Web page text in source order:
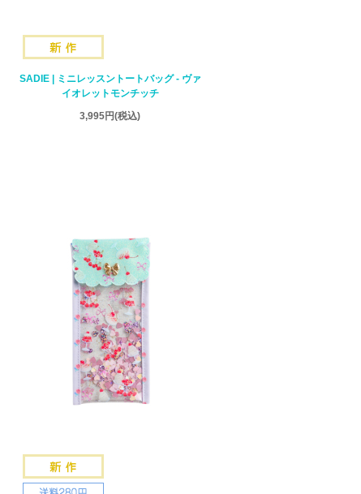
SADIE | ミニレッスントートバッグ - ヴァ
イオレットモンチッチ
3,995円(税込)